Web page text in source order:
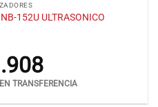
152U ULTRASONICO
TRANSFERENCIA